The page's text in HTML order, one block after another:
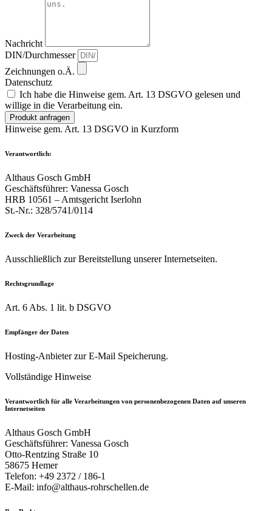
Nachricht
DIN/Durchmesser
Zeichnungen o.Ä.
Datenschutz
Ich habe die Hinweise gem. Art. 13 DSGVO gelesen und
willige in die Verarbeitung ein.
Produkt anfragen
Hinweise gem. Art. 13 DSGVO in Kurzform
Verantwortlich:
Althaus Gosch GmbH
Geschäftsführer: Vanessa Gosch
HRB 10561 – Amtsgericht Iserlohn
St.-Nr.: 328/5741/0114
Zweck der Verarbeitung
Ausschließlich zur Bereitstellung unserer Internetseiten.
Rechtsgrundlage
Art. 6 Abs. 1 lit. b DSGVO
Empfänger der Daten
Hosting-Anbieter zur E-Mail Speicherung.
Vollständige Hinweise
Verantwortlich für alle Verarbeitungen von personenbezogenen Daten auf unseren
Internetseiten
Althaus Gosch GmbH
Geschäftsführer: Vanessa Gosch
Otto-Rentzing Straße 10
58675 Hemer
Telefon: +49 2372 / 186-1
E-Mail: info@althaus-rohrschellen.de